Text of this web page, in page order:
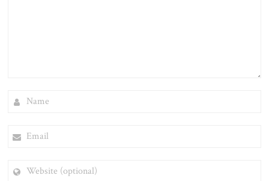
(OPTIONAL)